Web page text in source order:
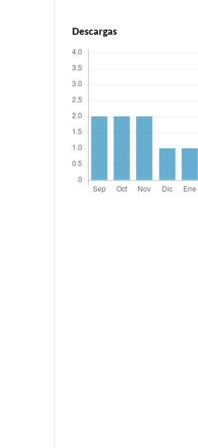
Descargas